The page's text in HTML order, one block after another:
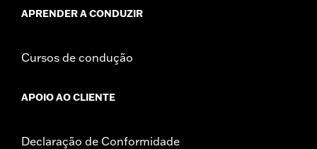
APRENDER A CONDUZIR
Cursos de condução
APOIO AO CLIENTE
Declaração de Conformidade